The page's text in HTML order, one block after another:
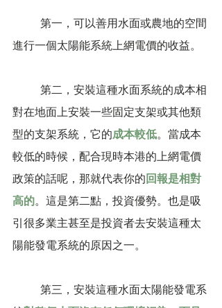
第一，可以善用水面或農地的空間
進行一個太陽能系統上網電價的收益。
對在地面上安裝一些固定支架或其他類
型的支架系統，它的成本較低。當成本
較低的時候，配合現時本港的上網電價
政策的話呢，那就代表你的回報是相對
高的。這是第二點，投資優勢。也是吸
引很多業主甚至是投資者去安裝這種太
陽能發電系統的原因之一。